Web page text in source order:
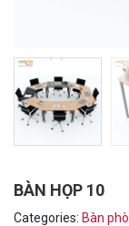
BÀN HỌP 10
Categories: Bàn